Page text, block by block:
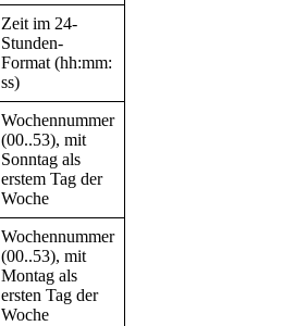
Zeit im 24-
Stunden-
Format (hh:mm:
ss)
Wochennummer
(00..53), mit
Sonntag als
erstem Tag der
Woche
Wochennummer
(00..53), mit
Montag als
ersten Tag der
Woche